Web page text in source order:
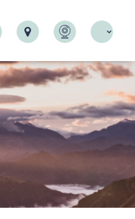
Recherche